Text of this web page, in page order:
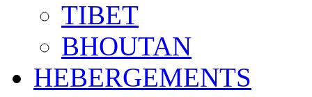
TIBET
BHOUTAN
HEBERGEMENTS